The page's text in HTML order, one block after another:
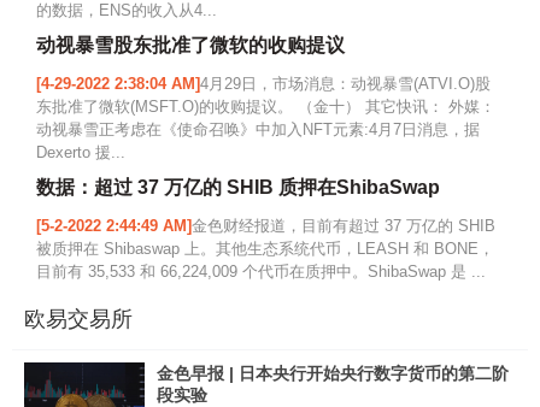
的数据，ENS的收入从4...
动视暴雪股东批准了微软的收购提议
[4-29-2022 2:38:04 AM]4月29日，市场消息：动视暴雪(ATVI.O)股
东批准了微软(MSFT.O)的收购提议。 （金十） 其它快讯： 外媒：
动视暴雪正考虑在《使命召唤》中加入NFT元素:4月7日消息，据
Dexerto 援...
数据：超过 37 万亿的 SHIB 质押在ShibaSwap
[5-2-2022 2:44:49 AM]金色财经报道，目前有超过 37 万亿的 SHIB
被质押在 Shibaswap 上。其他生态系统代币，LEASH 和 BONE，
目前有 35,533 和 66,224,009 个代币在质押中。ShibaSwap 是 ...
欧易交易所
金色早报 | 日本央行开始央行数字货币的第二阶
段实验